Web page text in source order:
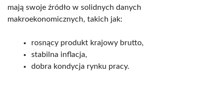
mają swoje źródło w solidnych danych
makroekonomicznych, takich jak:
rosnący produkt krajowy brutto,
stabilna inflacja,
dobra kondycja rynku pracy.